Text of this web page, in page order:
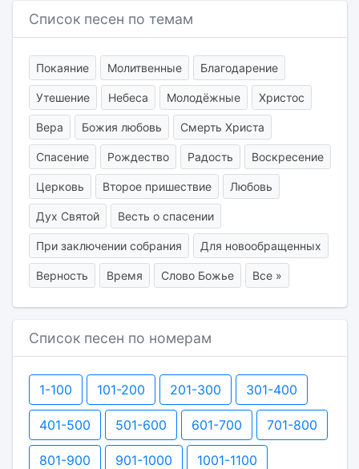
Список песен по темам
Покаяние Молитвенные Благодарение
Утешение Небеса Молодёжные Христос
Вера Божия любовь Смерть Христа
Спасение Рождество Радость Воскресение
Церковь Второе пришествие Любовь
Дух Святой Весть о спасении
При заключении собрания Для новообращенных
Верность Время Слово Божье Все »
Список песен по номерам
1-100 101-200 201-300 301-400
401-500 501-600 601-700 701-800
801-900 901-1000 1001-1100